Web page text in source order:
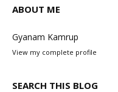
ABOUT ME
Gyanam Kamrup
View my complete profile
SEARCH THIS BLOG